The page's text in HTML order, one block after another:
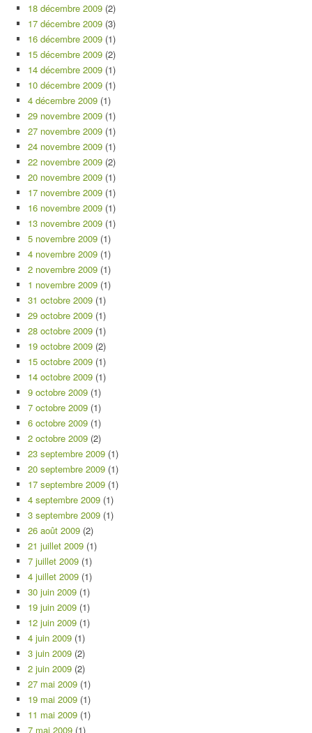
18 décembre 2009 (2)
17 décembre 2009 (3)
16 décembre 2009 (1)
15 décembre 2009 (2)
14 décembre 2009 (1)
10 décembre 2009 (1)
4 décembre 2009 (1)
29 novembre 2009 (1)
27 novembre 2009 (1)
24 novembre 2009 (1)
22 novembre 2009 (2)
20 novembre 2009 (1)
17 novembre 2009 (1)
16 novembre 2009 (1)
13 novembre 2009 (1)
5 novembre 2009 (1)
4 novembre 2009 (1)
2 novembre 2009 (1)
1 novembre 2009 (1)
31 octobre 2009 (1)
29 octobre 2009 (1)
28 octobre 2009 (1)
19 octobre 2009 (2)
15 octobre 2009 (1)
14 octobre 2009 (1)
9 octobre 2009 (1)
7 octobre 2009 (1)
6 octobre 2009 (1)
2 octobre 2009 (2)
23 septembre 2009 (1)
20 septembre 2009 (1)
17 septembre 2009 (1)
4 septembre 2009 (1)
3 septembre 2009 (1)
26 août 2009 (2)
21 juillet 2009 (1)
7 juillet 2009 (1)
4 juillet 2009 (1)
30 juin 2009 (1)
19 juin 2009 (1)
12 juin 2009 (1)
4 juin 2009 (1)
3 juin 2009 (2)
2 juin 2009 (2)
27 mai 2009 (1)
19 mai 2009 (1)
11 mai 2009 (1)
7 mai 2009 (1)